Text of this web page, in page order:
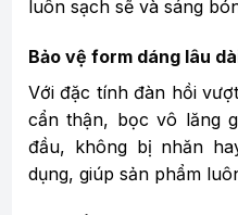
luôn sạch sẽ và sáng
Bảo vệ form dáng lâu
Với đặc tính đàn hồi
cẩn thận, bọc vô lăng
đầu, không bị nhăn
dụng, giúp sản phẩm